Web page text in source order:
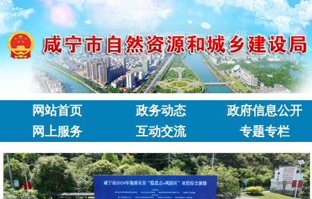
网站首页 政务动态
政府信息公开
网上服务
互动交流 专题专栏